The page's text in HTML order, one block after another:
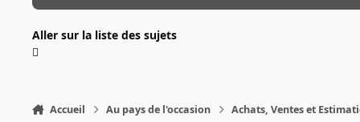
Aller sur la liste des sujets
Accueil Au pays de l'occasion Achats, Ventes et